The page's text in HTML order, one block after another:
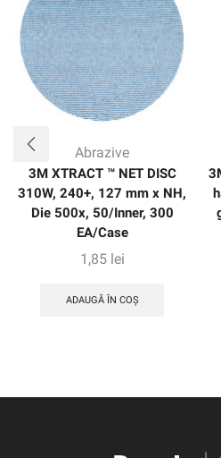
Abrazive
3M XTRACT ™ NET DISC
310W, 240+, 127 mm x NH,
Die 500x, 50/Inner, 300
EA/Case
1,85 lei
ADAUGĂ ÎN COȘ